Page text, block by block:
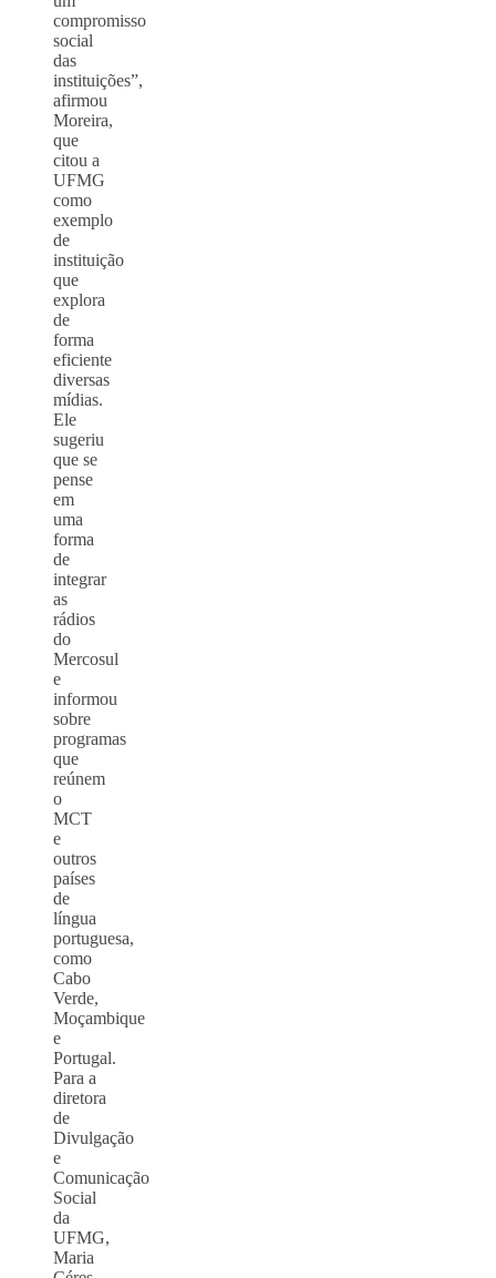
compromisso
social
das
instituições”,
afirmou
Moreira,
que
citou a
UFMG
como
exemplo
de
instituição
que
explora
de
forma
eficiente
diversas
mídias.
Ele
sugeriu
que se
pense
em
uma
forma
de
integrar
as
rádios
do
Mercosul
e
informou
sobre
programas
que
reúnem
o
MCT
e
outros
países
de
língua
portuguesa,
como
Cabo
Verde,
Moçambique
e
Portugal.
Para a
diretora
de
Divulgação
e
Comunicação
Social
da
UFMG,
Maria